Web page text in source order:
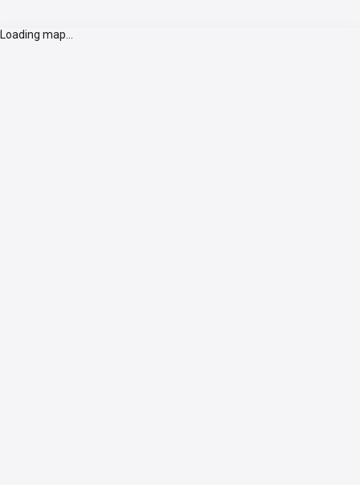
Loading map...